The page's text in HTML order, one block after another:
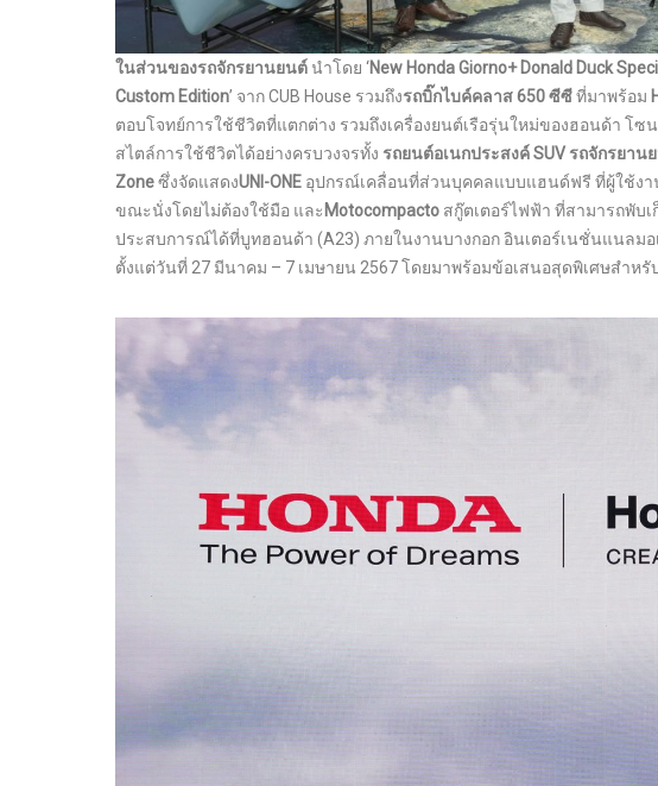
ในส่วนของรถจักรยานยนต์นำโดย ‘New Honda Giorno+ Donald Duck
Custom Edition’ จาก CUB House รวมถึงรถบิ๊กไบค์คลาส 650 ซีซีที่มาพร้อม
ตอบโจทย์การใช้ชีวิตที่แตกต่าง รวมถึงเครื่องยนต์เรือรุ่นใหม่ของฮอนด้า โซ
สไตล์การใช้ชีวิตได้อย่างครบวงจรทั้ง รถยนต์อเนกประสงค์ SUV รถจักรยาน
Zoneซึ่งจัดแสดงUNI-ONE อุปกรณ์เคลื่อนที่ส่วนบุคคลแบบแฮนด์ฟรี ที่ผู้ใช้งา
ขณะนั่งโดยไม่ต้องใช้มือ และ Motocompacto สกู๊ตเตอร์ไฟฟ้า ที่สามารถพับ
ประสบการณ์ได้ที่บูทฮอนด้า (A23) ภายในงานบางกอก อินเตอร์เนชั่นแนลมอ
ตั้งแต่วันที่ 27 มีนาคม – 7 เมษายน 2567 โดยมาพร้อมข้อเสนอสุดพิเศษสำห